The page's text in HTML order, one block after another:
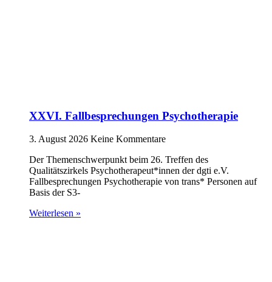
XXVI. Fallbesprechungen Psychotherapie
3. August 2026 Keine Kommentare
Der Themenschwerpunkt beim 26. Treffen des
Qualitätszirkels Psychotherapeut*innen der dgti e.V.
Fallbesprechungen Psychotherapie von trans* Personen auf
Basis der S3-
Weiterlesen »